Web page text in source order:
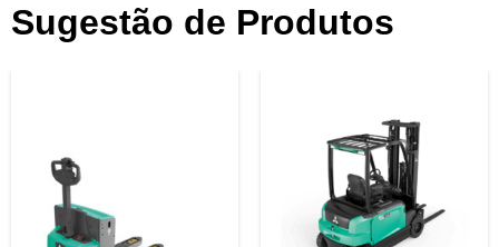
Sugestão de Produtos